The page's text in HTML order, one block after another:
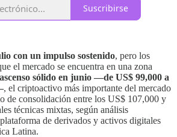
Suscribirse
con un impulso sostenido, pero los
el mercado se encuentra en una zona
sólido en junio —de US$ 99,000 a
, el criptoactivo más importante del mercado
de consolidación entre los US$ 107,000 y
técnicas mixtas, según análisis
de derivados y activos digitales
Latina.